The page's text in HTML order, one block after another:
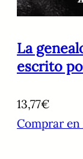
La
escrito
13,77€
Comprar en